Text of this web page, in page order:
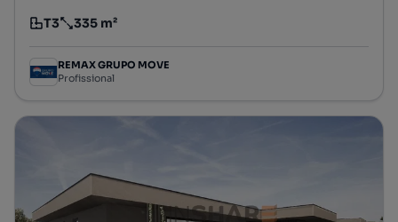
Tipologia
T3
Preço por metro quadrado
335 m²
REMAX GRUPO MOVE
Profissional